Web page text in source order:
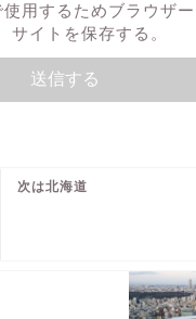
用するためブラウザ
サイトを保存する。
次は北海道